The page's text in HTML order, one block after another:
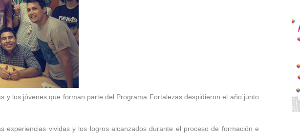
y los jóvenes que forman parte del Programa Fortalezas despidieron el año junto
experiencias vividas y los logros alcanzados durante el proceso de formación e